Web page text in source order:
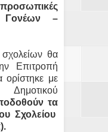
Γονέων –
θα
Επιτροπή
ορίστηκε με
τα
Σχολείου